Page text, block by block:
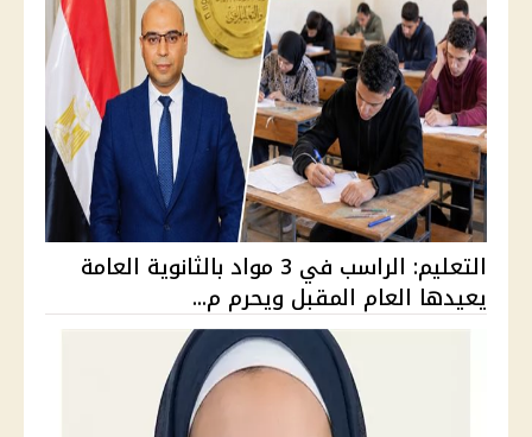
التعليم: الراسب في 3 مواد بالثانوية العامة
يعيدها العام المقبل ويحرم م...